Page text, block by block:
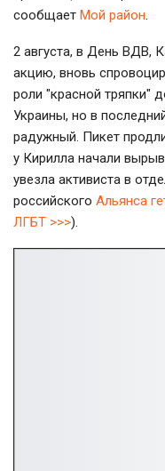
сообщает Мой район
2 августа, в День ВДВ,
акцию, вновь
роли "красной тряпки"
Украины, но в
радужный. Пикет
у Кирилла начали
увезла активиста в
российского Альянса
ЛГБТ >>>).